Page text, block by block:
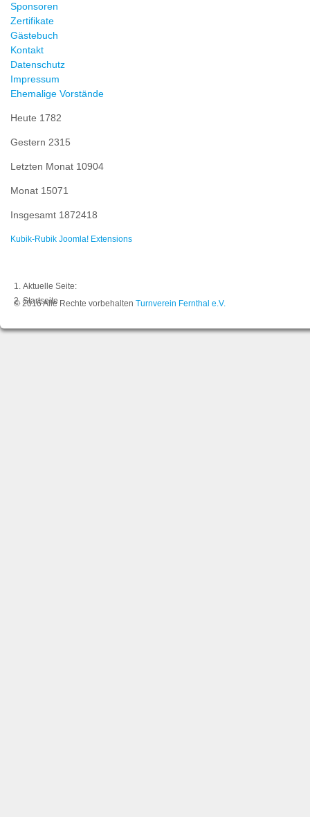
Sponsoren
Zertifikate
Gästebuch
Kontakt
Datenschutz
Impressum
Ehemalige Vorstände
Heute 1782
Gestern 2315
Letzten Monat 10904
Monat 15071
Insgesamt 1872418
Kubik-Rubik Joomla! Extensions
Aktuelle Seite:
Startseite
© 2016 Alle Rechte vorbehalten Turnverein Fernthal e.V.